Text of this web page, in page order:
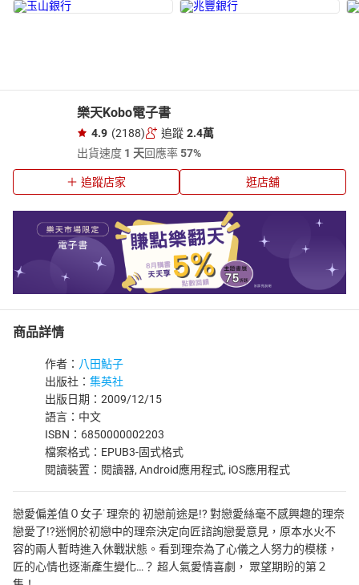
樂天Kobo電子書
4.9 (2188) 追蹤 2.4萬
出貨速度 1 天回應率57%
追蹤店家 逛店舖
商品詳情
作者： 八田鮎子
出版社： 集英社
出版日期：2009/12/15
語言：中文
ISBN：6850000002203
檔案格式：EPUB3-固式格式
閱讀裝置：閱讀器, Android應用程式, iOS應用程式
戀愛偏差值０女子˙理奈的 初戀前途是!? 對戀愛絲毫不感興趣的理奈
戀愛了!?迷惘於初戀中的理奈決定向匠諮詢戀愛意見，原本水火不
容的兩人暫時進入休戰狀態。看到理奈為了心儀之人努力的模樣，
匠的心情也逐漸產生變化…？ 超人氣愛情喜劇， 眾望期盼的第２